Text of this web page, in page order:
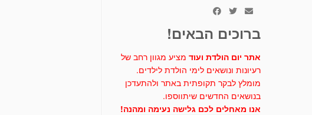
ברוכים הבאים!
אתר יום הולדת ועוד מציע מגוון רחב של
רעיונות ונושאים לימי הולדת לילדים.
מומלץ לבקר תקופתית באתר ולהתעדכן
בנושאים החדשים שיתווספו.
אנו מאחלים לכם גלישה נעימה ומהנה!